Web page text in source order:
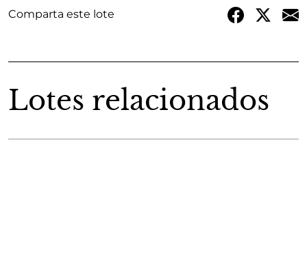
Comparta este lote
Lotes relacionados